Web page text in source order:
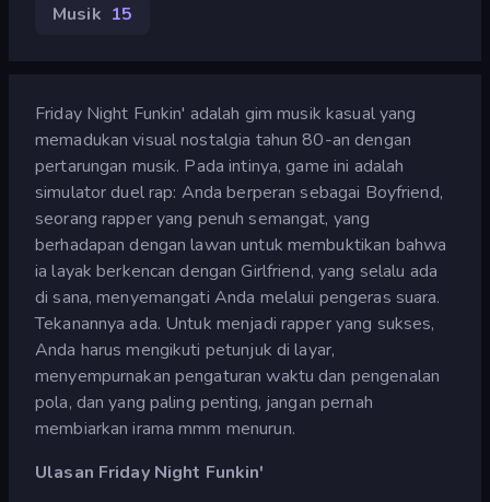
Musik 15
Friday Night Funkin' adalah gim musik kasual yang
memadukan visual nostalgia tahun 80-an dengan
pertarungan musik. Pada intinya, game ini adalah
simulator duel rap: Anda berperan sebagai Boyfriend,
seorang rapper yang penuh semangat, yang
berhadapan dengan lawan untuk membuktikan bahwa
ia layak berkencan dengan Girlfriend, yang selalu ada
di sana, menyemangati Anda melalui pengeras suara.
Tekanannya ada. Untuk menjadi rapper yang sukses,
Anda harus mengikuti petunjuk di layar,
menyempurnakan pengaturan waktu dan pengenalan
pola, dan yang paling penting, jangan pernah
membiarkan irama mmm menurun.
Ulasan Friday Night Funkin'